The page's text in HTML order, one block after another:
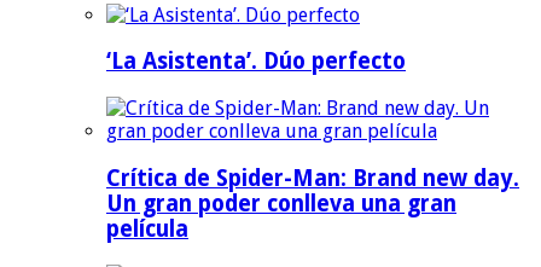
‘La Asistenta’. Dúo perfecto
Crítica de Spider-Man: Brand new day.
Un gran poder conlleva una gran
película